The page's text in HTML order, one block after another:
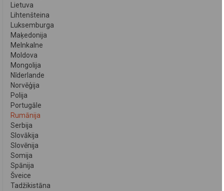
Lietuva
Lihtenšteina
Luksemburga
Maķedonija
Melnkalne
Moldova
Mongolija
Nīderlande
Norvēģija
Polija
Portugāle
Rumānija
Serbija
Slovākija
Slovēnija
Somija
Spānija
Šveice
Tadžikistāna